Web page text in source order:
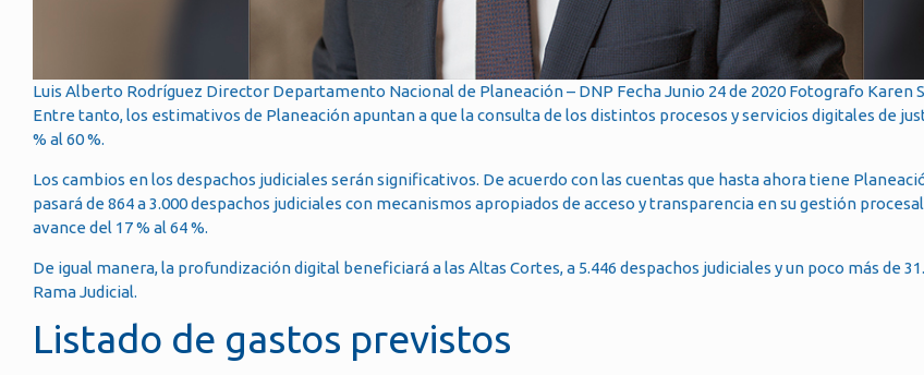
Luis Alberto Rodríguez Director Departamento Nacional de Planeación – DNP Fecha Junio 24 de 2020 Fotografo Karen
Entre tanto, los estimativos de Planeación apuntan a que la consulta de los distintos procesos y servicios digitales de
% al 60 %.
Los cambios en los despachos judiciales serán significativos. De acuerdo con las cuentas que hasta ahora tiene
pasará de 864 a 3.000 despachos judiciales con mecanismos apropiados de acceso y transparencia en su gestión
avance del 17 % al 64 %.
De igual manera, la profundización digital beneficiará a las Altas Cortes, a 5.446 despachos judiciales y un poco más de
Rama Judicial.
Listado de gastos previstos